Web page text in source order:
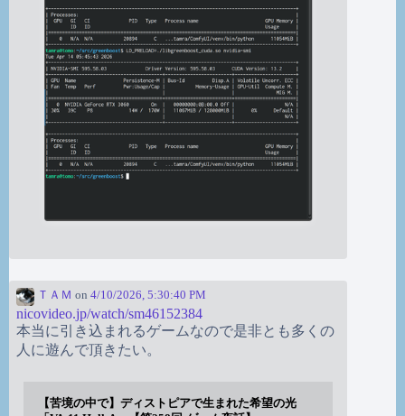
ＴＡＭ on 4/10/2026, 5:30:40 PM
nicovideo.jp/watch/sm46152384
本当に引き込まれるゲームなので是非とも多くの
人に遊んで頂きたい。
【苦境の中で】ディストピアで生まれた希望の光